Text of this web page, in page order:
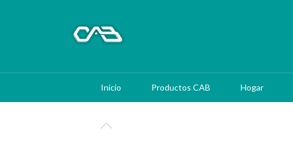
Inicio Productos CAB Hogar